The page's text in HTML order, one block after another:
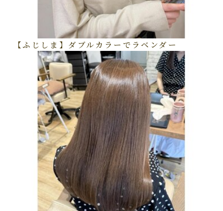
【ふじしま】ダブルカラーでラベンダー